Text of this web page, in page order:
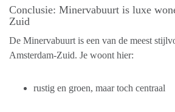
Conclusie: Minervabuurt is luxe
Zuid
De Minervabuurt is een van de meest
Amsterdam-Zuid. Je woont hier:
rustig en groen, maar toch centraal